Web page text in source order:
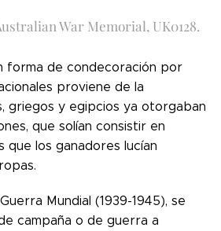
War Memorial, UK0128.
forma de condecoración por
proviene de la
griegos y egipcios ya otorgaban
que solían consistir en
que los ganadores lucían
Mundial (1939-1945), se
campaña o de guerra a